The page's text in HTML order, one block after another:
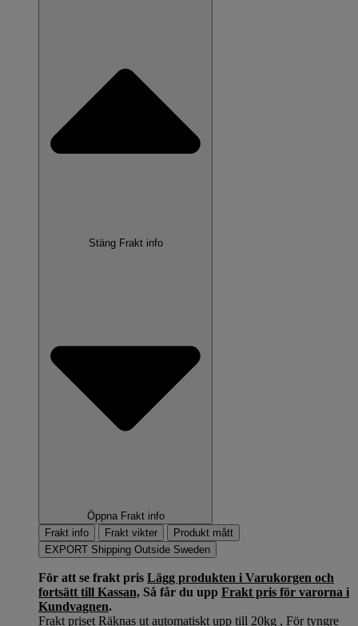
Stäng Frakt info
Öppna Frakt info
Frakt info
Frakt vikter
Produkt mått
EXPORT Shipping Outside Sweden
För att se frakt pris Lägg produkten i Varukorgen och
fortsätt till Kassan, Så får du upp Frakt pris för varorna i
Kundvagnen.
Frakt priset Räknas ut automatiskt upp till 20kg , För tyngre